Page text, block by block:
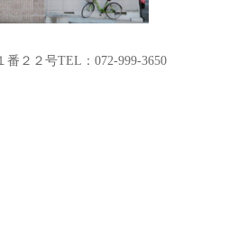
２２号TEL：072-999-3650